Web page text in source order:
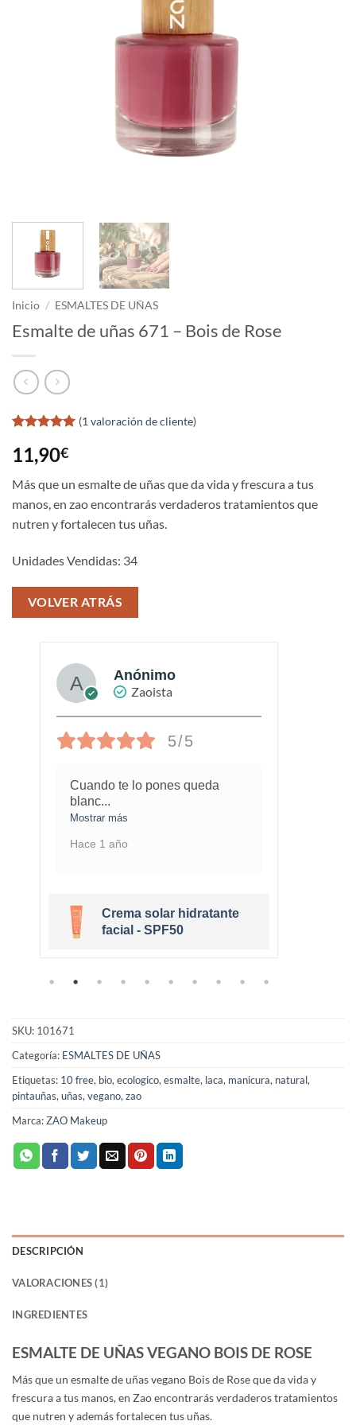
Inicio / ESMALTES DE UÑAS
Esmalte de uñas 671 – Bois de Rose
con
5de 5
en base a
valoración
de un
cliente
(1 valoración de cliente)
11,90€
Más que un esmalte de uñas que da vida y frescura a tus
manos, en zao encontrarás verdaderos tratamientos que
nutren y fortalecen tus uñas.
Unidades Vendidas: 34
VOLVER ATRÁS
Anónimo
Zaoista
5/5
Cuando te lo pones queda
blanc...
Mostrar más
Hace 1 año
Crema solar hidratante
facial - SPF50
SKU: 101671
Categoría: ESMALTES DE UÑAS
Etiquetas: 10 free, bio,ecologico,esmalte, laca, manicura, natural,
pintauñas,uñas,vegano,zao
Marca:ZAO Makeup
DESCRIPCIÓN
VALORACIONES (1)
INGREDIENTES
ESMALTE DE UÑAS VEGANO BOIS DE ROSE
Más que un esmalte de uñas vegano Bois de Rose que da vida y
frescura a tus manos, en Zao encontrarás verdaderos tratamientos
que nutren y además fortalecen tus uñas.